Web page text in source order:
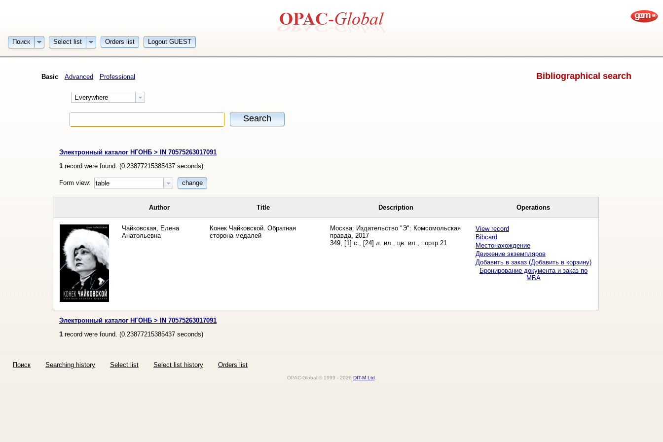
Поиск Select list Orders list Logout GUEST
Bibliographical search
Basic Advanced Professional
Everywhere
Search
Электронный каталог НГОНБ > IN 70575263017091
1record were found. (0.23877215385437seconds)
Form view: table change
Author Title Description Operations
Чайковская, Елена
Анатольевна
Конек Чайковской. Обратная
сторона медалей
Москва: Издательство "Э": Комсомольская
правда, 2017
349, [1] с., [24] л. ил., цв. ил., портр.21
View record
Bibcard
Местонахождение
Движение экземпляров
Добавить в заказ (Добавить в корзину)
Бронирование документа и заказ по
МБА
Электронный каталог НГОНБ > IN 70575263017091
1record were found. (0.23877215385437seconds)
Поиск Searching history Select list Select list history Orders list
OPAC-Global © 1999 - 2026 DIT-M Ltd